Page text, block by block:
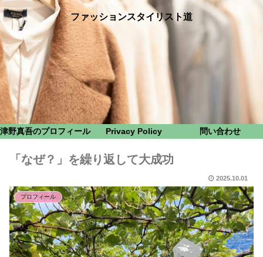
ファッションスタイリスト道
津野真吾のプロフィール Privacy Policy 問い合わせ
「なぜ？」を繰り返して大成功
2025.10.01
プロフィール